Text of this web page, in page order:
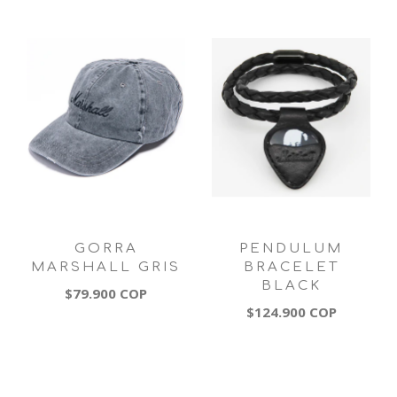
GORRA
MARSHALL GRIS
$79.900 COP
PENDULUM
BRACELET
BLACK
$124.900 COP